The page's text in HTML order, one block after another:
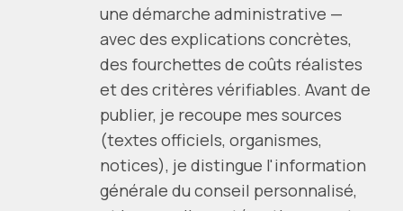
une démarche administrative —
avec des explications concrètes,
des fourchettes de coûts réalistes
et des critères vérifiables. Avant de
publier, je recoupe mes sources
(textes officiels, organismes,
notices), je distingue l'information
générale du conseil personnalisé,